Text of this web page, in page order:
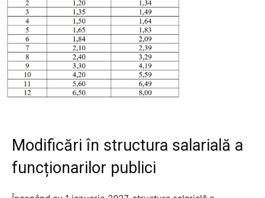
Modificări în structura salarială a
funcționarilor publici